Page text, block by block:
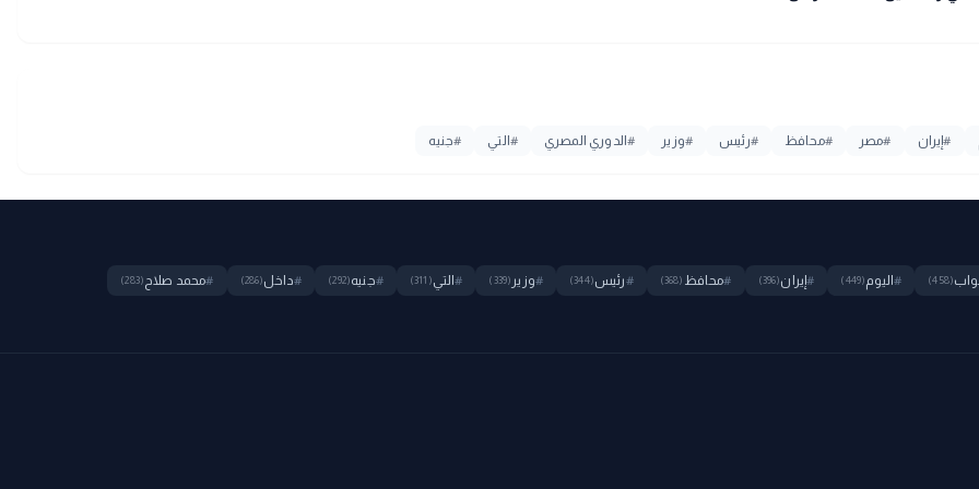
#إيران #مصر #محافظ #رئيس #وزير #الدوري المصري # التي #جنيه
(458)
#اليوم(449)
#إيران(396)
#محافظ (368)
#رئيس(344)
#وزير (339)
#التي(311)
#جنيه(292)
#داخل(286)
#محمد صلاح (283)